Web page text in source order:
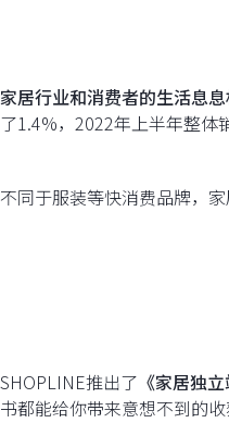
家居行业和消费者的生活息息
1.4%，2022年上半年整体
同于服装等快消费品牌，
推出了 《家居独
都能给你带来意想不到的收